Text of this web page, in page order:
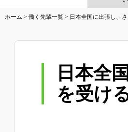
ホーム > 働く先輩一覧 > 日本全国に出張し、
日本全
を受け